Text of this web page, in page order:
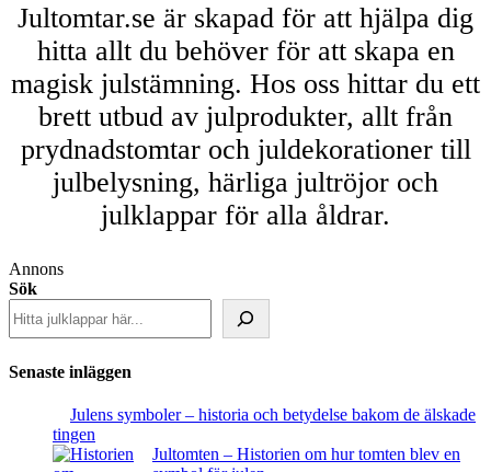
Jultomtar.se är skapad för att hjälpa dig
hitta allt du behöver för att skapa en
magisk julstämning. Hos oss hittar du ett
brett utbud av julprodukter, allt från
prydnadstomtar och juldekorationer till
julbelysning, härliga jultröjor och
julklappar för alla åldrar.
Annons
Sök
Senaste inläggen
Julens symboler – historia och betydelse bakom de älskade
tingen
Jultomten – Historien om hur tomten blev en